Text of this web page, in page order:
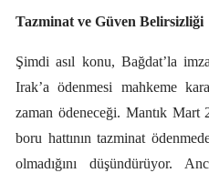
Tazminat ve Güven Belirsizliği
Şimdi asıl konu, Bağdat’la
Irak’a ödenmesi mahkeme
zaman ödeneceği. Mantık Mart
boru hattının tazminat
olmadığını düşündürüyor.